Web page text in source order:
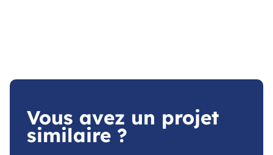
Vous avez un projet
similaire ?